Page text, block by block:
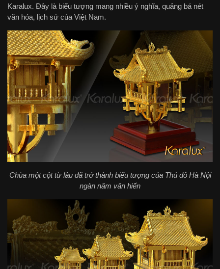
Karalux. Đây là biểu tượng mang nhiều ý nghĩa, quảng bá nét
văn hóa, lịch sử của Việt Nam.
Chùa một cột từ lâu đã trở thành biểu tượng của Thủ đô Hà Nội
ngàn năm văn hiến